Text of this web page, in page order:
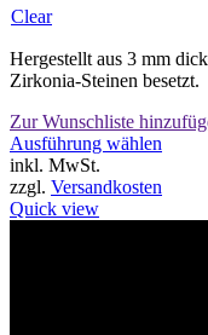
Clear
Hergestellt aus 3 mm
Zirkonia-Steinen besetzt.
Zur Wunschliste
Ausführung wählen
inkl. MwSt.
zzgl. Versandkosten
Quick view